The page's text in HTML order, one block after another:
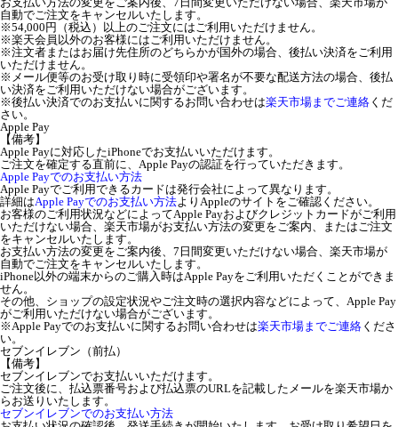
自動でご注文をキャンセルいたします。
※54,000円（税込）以上のご注文にはご利用いただけません。
※楽天会員以外のお客様にはご利用いただけません。
※注文者またはお届け先住所のどちらかが国外の場合、後払い決済をご利用
いただけません。
※メール便等のお受け取り時に受領印や署名が不要な配送方法の場合、後払
い決済をご利用いただけない場合がございます。
※後払い決済でのお支払いに関するお問い合わせは楽天市場までご連絡 くだ
さい。
Apple Pay
【備考】
Apple Payに対応したiPhoneでお支払いいただけます。
ご注文を確定する直前に、Apple Payの認証を行っていただきます。
Apple Payでのお支払い方法
Apple Payでご利用できるカードは発行会社によって異なります。
詳細はApple Payでのお支払い方法よりAppleのサイトをご確認ください。
お客様のご利用状況などによってApple Payおよびクレジットカードがご利用
いただけない場合、楽天市場がお支払い方法の変更をご案内、またはご注文
をキャンセルいたします。
お支払い方法の変更をご案内後、7日間変更いただけない場合、楽天市場が
自動でご注文をキャンセルいたします。
iPhone以外の端末からのご購入時はApple Payをご利用いただくことができま
せん。
その他、ショップの設定状況やご注文時の選択内容などによって、Apple Pay
がご利用いただけない場合がございます。
※Apple Payでのお支払いに関するお問い合わせは楽天市場までご連絡 くださ
い。
セブンイレブン（前払）
【備考】
セブンイレブンでお支払いいただけます。
ご注文後に、払込票番号および払込票のURLを記載したメールを楽天市場か
らお送りいたします。
セブンイレブンでのお支払い方法